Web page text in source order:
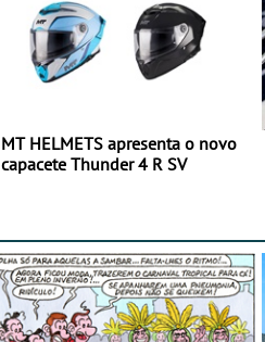
MT HELMETS apresenta o novo
capacete Thunder 4 R SV